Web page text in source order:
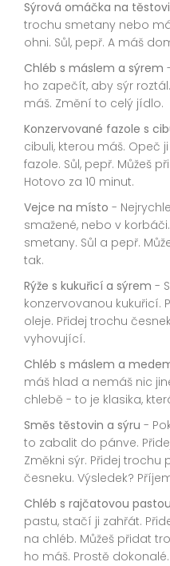
Sýrová omáčka na
trochu smetany nebo
ohni. Sůl, pepř. A máš
Chléb s máslem a sýrem
ho zapečít, aby sýr
máš. Změní to celý jídlo.
Konzervované fazole s
cibuli, kterou máš. Opeč
fazole. Sůl, pepř. Můžeš
Hotovo za 10 minut.
Vejce na místo -
smažené, nebo v
smetany. Sůl a pepř.
tak.
Rýže s kukuřicí a sýrem -
konzervovanou kukuřicí.
oleje. Přidej trochu
vyhovující.
Chléb s máslem a
máš hlad a nemáš nic
chlebě - to je klasika,
Směs těstovin a sýru -
to zabalit do pánve.
Změkni sýr. Přidej trochu
česneku. Výsledek?
Chléb s rajčatovou pastou
pastu, stačí ji zahřát.
na chléb. Můžeš přidat
ho máš. Prostě dokonalé.